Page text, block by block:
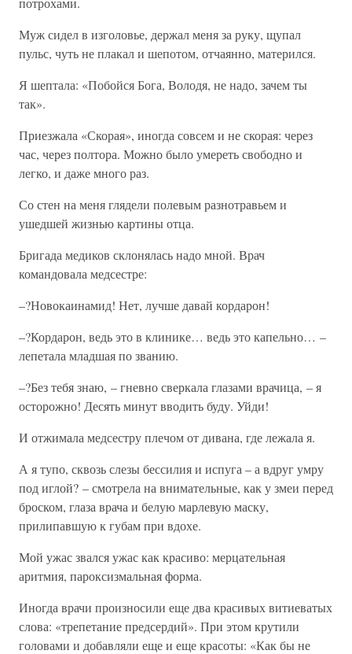
Муж сидел в изголовье, держал меня за руку, щупал
пульс, чуть не плакал и шепотом, отчаянно, матерился.
Я шептала: «Побойся Бога, Володя, не надо, зачем ты
так».
Приезжала «Скорая», иногда совсем и не скорая: через
час, через полтора. Можно было умереть свободно и
легко, и даже много раз.
Со стен на меня глядели полевым разнотравьем и
ушедшей жизнью картины отца.
Бригада медиков склонялась надо мной. Врач
командовала медсестре:
–?Новокаинамид! Нет, лучше давай кордарон!
–?Кордарон, ведь это в клинике… ведь это капельно… –
лепетала младшая по званию.
–?Без тебя знаю, – гневно сверкала глазами врачица, – я
осторожно! Десять минут вводить буду. Уйди!
И отжимала медсестру плечом от дивана, где лежала я.
А я тупо, сквозь слезы бессилия и испуга – а вдруг умру
под иглой? – смотрела на внимательные, как у змеи перед
броском, глаза врача и белую марлевую маску,
прилипавшую к губам при вдохе.
Мой ужас звался ужас как красиво: мерцательная
аритмия, пароксизмальная форма.
Иногда врачи произносили еще два красивых витиеватых
слова: «трепетание предсердий». При этом крутили
головами и добавляли еще и еще красоты: «Как бы не